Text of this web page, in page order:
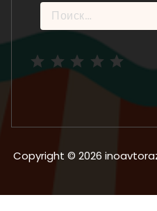
Найти:
Copyright © 2026